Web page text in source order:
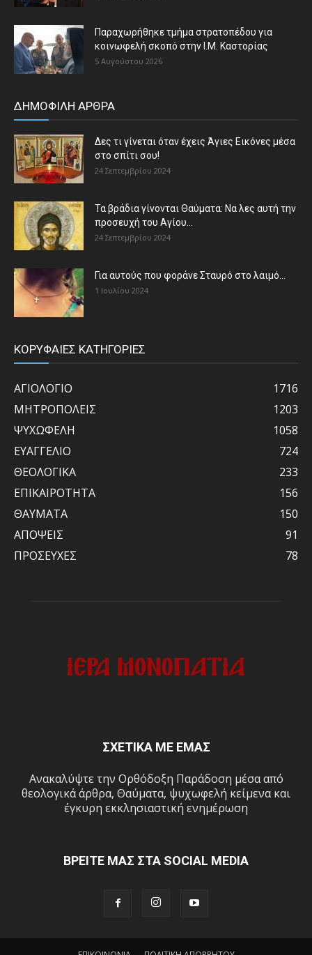
Παραχωρήθηκε τμήμα στρατοπέδου για
κοινωφελή σκοπό στην Ι.Μ. Καστορίας
5 Αυγούστου 2026
ΔΗΜΟΦΙΛΗ ΑΡΘΡΑ
Δες τι γίνεται όταν έχεις Άγιες Εικόνες μέσα
στο σπίτι σου!
24 Σεπτεμβρίου 2024
Τα βράδια γίνονται Θαύματα: Να λες αυτή την
προσευχή του Αγίου...
24 Σεπτεμβρίου 2024
Για αυτούς που φοράνε Σταυρό στο λαιμό…
1 Ιουλίου 2024
ΚΟΡΥΦΑΙΕΣ ΚΑΤΗΓΟΡΙΕΣ
ΑΓΙΟΛΟΓΙΟ
1716
ΜΗΤΡΟΠΟΛΕΙΣ
1203
ΨΥΧΩΦΕΛΗ
1058
ΕΥΑΓΓΕΛΙΟ
724
ΘΕΟΛΟΓΙΚΑ
233
ΕΠΙΚΑΙΡΟΤΗΤΑ
156
ΘΑΥΜΑΤΑ
150
ΑΠΟΨΕΙΣ
91
ΠΡΟΣΕΥΧΕΣ
78
ΣΧΕΤΙΚΑ ΜΕ ΕΜΑΣ
Ανακαλύψτε την Ορθόδοξη Παράδοση μέσα από
θεολογικά άρθρα, Θαύματα, ψυχωφελή κείμενα και
έγκυρη εκκλησιαστική ενημέρωση
ΒΡΕΙΤΕ ΜΑΣ ΣΤΑ SOCIAL MEDIA